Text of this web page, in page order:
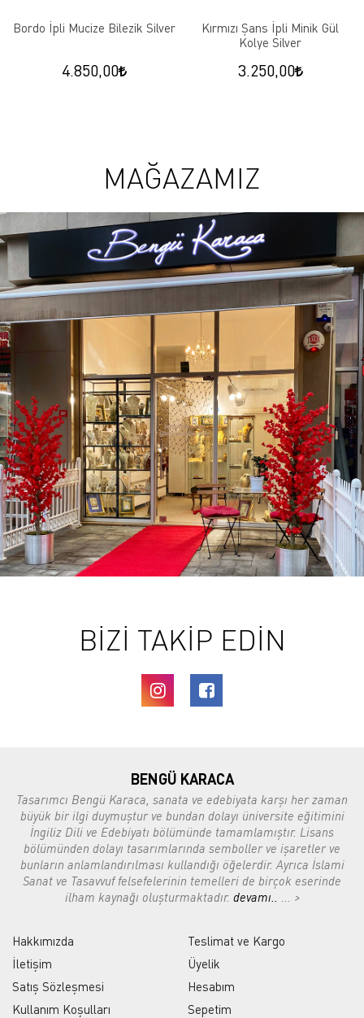
Bordo İpli Mucize Bilezik Silver
4.850,00
Kırmızı Şans İpli Minik Gül
Kolye Silver
3.250,00
MAĞAZAMIZ
BİZİ TAKİP EDİN
BENGÜ KARACA
Tasarımcı Bengü Karaca, sanata ve edebiyata karşı her zaman
büyük bir ilgi duymuştur ve bundan dolayı üniversite eğitimini
İngiliz Dili ve Edebiyatı bölümünde tamamlamıştır. Lisans
bölümünden dolayı tasarımlarında semboller ve işaretler ve
bunların anlamlandırılması kullandığı öğelerdir. Ayrıca İslami
Sanat ve Tasavvuf felsefelerinin temelleri de birçok eserinde
ilham kaynağı oluşturmaktadır. devamı.. ... >
Hakkımızda
İletişim
Satış Sözleşmesi
Kullanım Koşulları
Teslimat ve Kargo
Üyelik
Hesabım
Sepetim